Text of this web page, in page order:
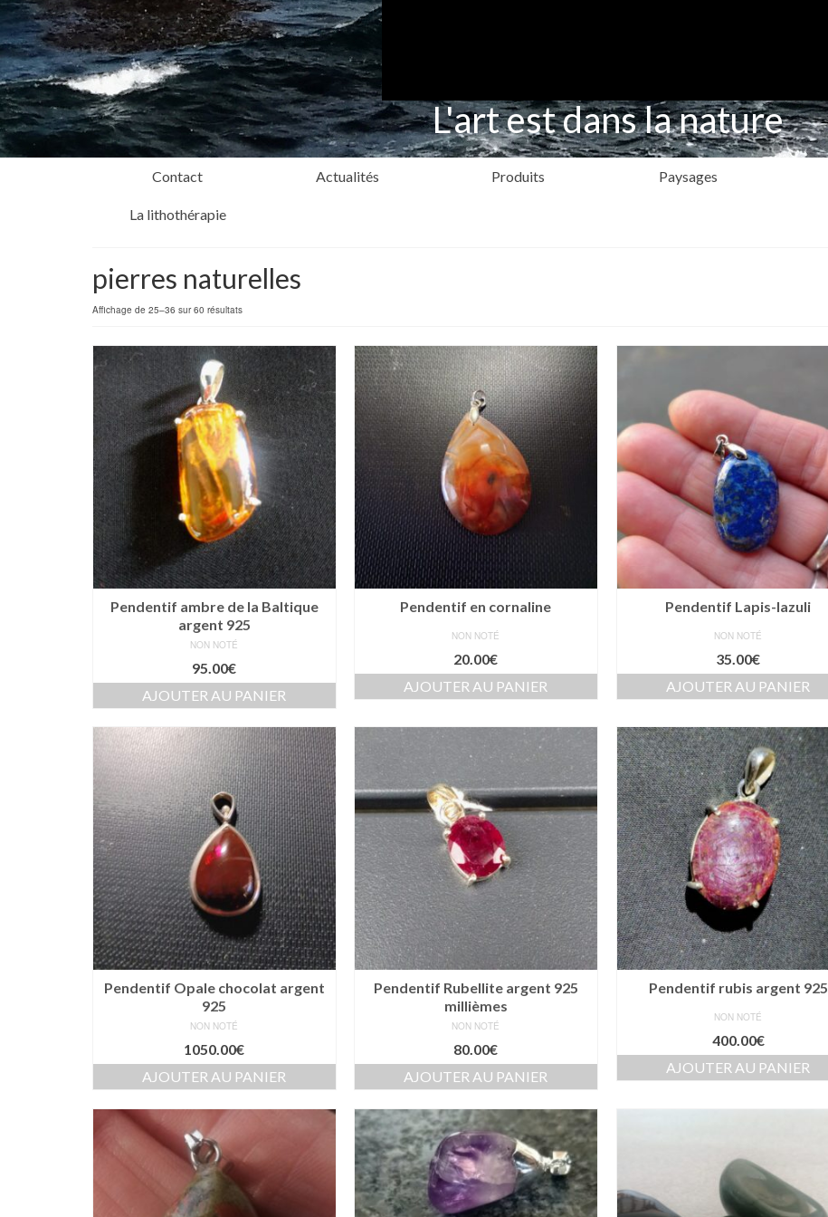
L'art est dans la nature
Contact Actualités Produits Paysages
La lithothérapie
pierres naturelles
Affichage de 25–36 sur 60 résultats
Pendentif ambre de la Baltique
argent 925
NON NOTÉ
95.00€
AJOUTER AU PANIER
Pendentif en cornaline
NON NOTÉ
20.00€
AJOUTER AU PANIER
Pendentif Lapis-lazuli
NON NOTÉ
35.00€
AJOUTER AU PANIER
Pendentif Opale chocolat argent
925
NON NOTÉ
1050.00€
AJOUTER AU PANIER
Pendentif Rubellite argent 925
millièmes
NON NOTÉ
80.00€
AJOUTER AU PANIER
Pendentif rubis argent 925
NON NOTÉ
400.00€
AJOUTER AU PANIER